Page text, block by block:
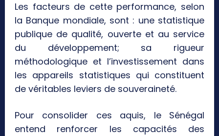
Les facteurs de cette performance, selon
la Banque mondiale, sont : une statistique
publique de qualité, ouverte et au service
du développement; sa rigueur
méthodologique et l’investissement dans
les appareils statistiques qui constituent
de véritables leviers de souveraineté.
Pour consolider ces aquis, le Sénégal
entend renforcer les capacités des